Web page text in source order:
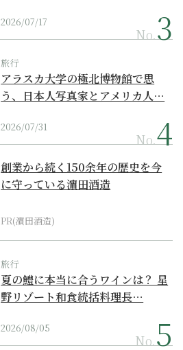
2026/07/17
No.
旅行
アラスカ大学の極北博物館で思
う、日本人写真家とアメリカ人…
2026/07/31
No.
創業から続く150余年の歴史を今
に守っている濵田酒造
PR(濵田酒造)
旅行
夏の鱧に本当に合うワインは？ 星
野リゾート和食統括料理長…
2026/08/05
No.